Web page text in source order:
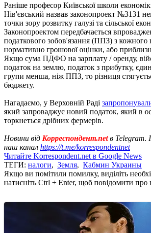
Раніше професор Київської школи
Нів'євський назвав законопроект №3131
точки зору розвитку галузі та сільської
Законопроектом передбачається
податкового зобов'язання (ППЗ) з кожного
нормативно грошової оцінки, або
Якщо сума ПДФО на зарплату / оренду,
податок на землю, податок з прибутку,
групи менша, ніж ППЗ, то різниця
бюджету.
Нагадаємо, у Верховній Раді
який запроваджує новий податок, який в
торкнеться дрібних фермерів.
Новини від Корреспондент.netв Telegram.
наш канал https://t.me/korrespondentnet
Читайте Korrespondent.net в Google News
ТЕГИ: налоги, Земля, Кабмин Украины
Якщо ви помітили помилку, виділіть
натисніть Ctrl + Enter, щоб повідомити про